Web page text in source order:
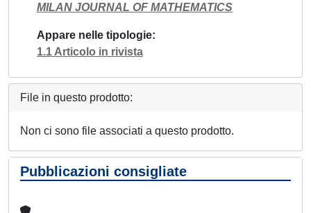
MILAN JOURNAL OF MATHEMATICS
Appare nelle tipologie
1.1 Articolo in rivista
File in questo prodotto:
Non ci sono file associati a questo prodotto.
Pubblicazioni consigliate